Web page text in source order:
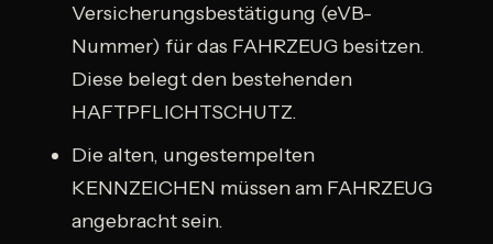
Versicherungsbestätigung (eVB-
Nummer) für das FAHRZEUG besitzen.
Diese belegt den bestehenden
HAFTPFLICHTSCHUTZ.
Die alten, ungestempelten
KENNZEICHEN müssen am FAHRZEUG
angebracht sein.